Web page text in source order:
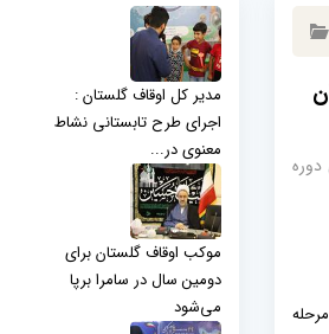
دوره
رپیس اداره امور قرآنی از ثبت نام 1749 نفر در مرحله
مدیر کل اوقاف گلستان :
اجرای طرح تابستانی نشاط
معنوی در...
موکب اوقاف گلستان برای
دومین سال در سامرا برپا
می‌شود